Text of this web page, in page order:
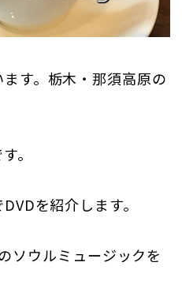
す。栃木・那須高原の
。
を紹介します。
ソウルミュージックを